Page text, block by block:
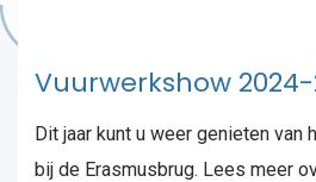
Vuurwerkshow
Dit jaar kunt u weer genieten van
bij de Erasmusbrug. Lees meer